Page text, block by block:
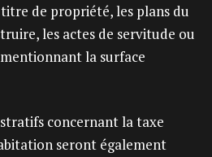
de propriété, les plans du
les actes de servitude ou
la surface
concernant la taxe
seront également